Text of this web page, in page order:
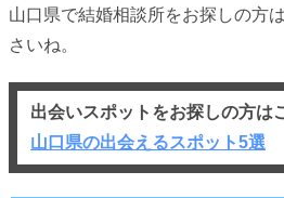
山口県で結婚相談所をお探しの方
さいね。
出会いスポットをお探しの方は
山口県の出会えるスポット5選